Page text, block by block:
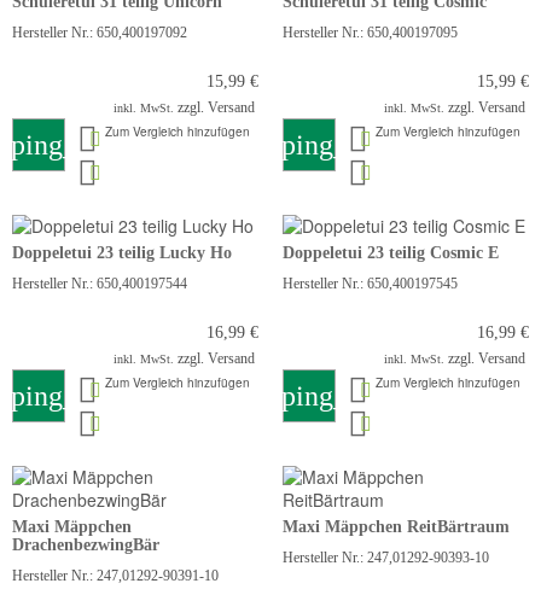
Hersteller Nr.: 650,400197092
15,99 €
inkl. MwSt. zzgl. Versand
Zum Vergleich hinzufügen
Hersteller Nr.: 650,400197095
15,99 €
inkl. MwSt. zzgl. Versand
shopping_cartZum Vergleich hinzufügen
Doppeletui 23 teilig Lucky Ho
Hersteller Nr.: 650,400197544
16,99 €
inkl. MwSt. zzgl. Versand
Zum Vergleich hinzufügen
Doppeletui 23 teilig Cosmic E
Hersteller Nr.: 650,400197545
16,99 €
inkl. MwSt. zzgl. Versand
shopping_cartZum Vergleich hinzufügen
Maxi Mäppchen
DrachenbezwingBär
Hersteller Nr.: 247,01292-90391-10
Maxi Mäppchen ReitBärtraum
Hersteller Nr.: 247,01292-90393-10